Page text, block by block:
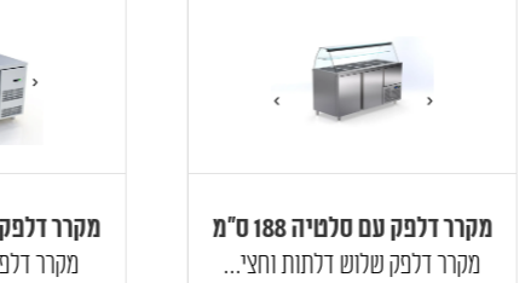
מקרר דלפק עם סלטיה 188 ס"מ
מקרר דלפק שלוש דלתות וחצי...
מקרר דלפק
מקרר